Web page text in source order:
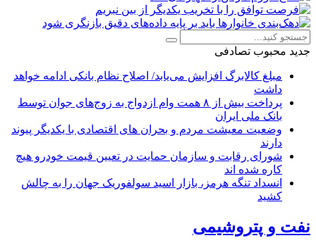
جدید محبوب تصادفی
مبلغ کالابرگ افزایش می‌یابد/ اصلاح نظام بانکی ادامه خواهد
داشت
پرداخت بیش از ۸ همت وام ازدواج به زوج‌های جوان توسط
بانک ملی ایران
وضعیت معیشت مردم و بحران های اقتصادی با یکدیگر پیوند
دارند
شورای رقابت و سازمان حمایت در تعیین قیمت خودرو هیچ
کاره شده اند
انسداد تنگه هرمز، بازار اسید سولفوریک جهان را به چالش
کشید
نفت و پتروشیمی